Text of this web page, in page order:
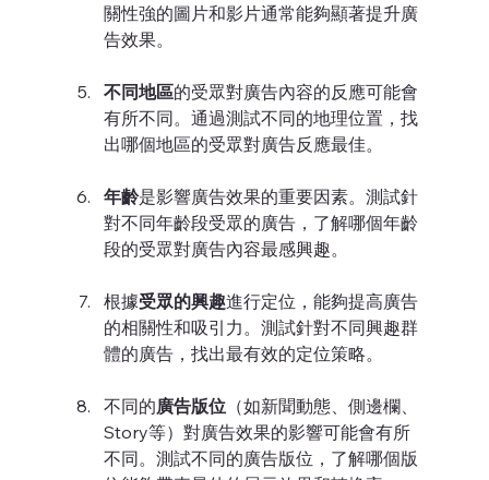
關性強的圖片和影片通常能夠顯著提升廣
告效果。
不同地區的受眾對廣告內容的反應可能會
有所不同。通過測試不同的地理位置，找
出哪個地區的受眾對廣告反應最佳。
年齡是影響廣告效果的重要因素。測試針
對不同年齡段受眾的廣告，了解哪個年齡
段的受眾對廣告內容最感興趣。
根據受眾的興趣進行定位，能夠提高廣告
的相關性和吸引力。測試針對不同興趣群
體的廣告，找出最有效的定位策略。
不同的廣告版位（如新聞動態、側邊欄、
Story等）對廣告效果的影響可能會有所
不同。測試不同的廣告版位，了解哪個版